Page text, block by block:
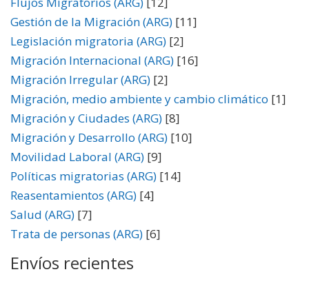
Gestión de la Migración (ARG) [11]
Legislación migratoria (ARG) [2]
Migración Internacional (ARG) [16]
Migración Irregular (ARG) [2]
Migración, medio ambiente y cambio climático [1]
Migración y Ciudades (ARG) [8]
Migración y Desarrollo (ARG) [10]
Movilidad Laboral (ARG) [9]
Políticas migratorias (ARG) [14]
Reasentamientos (ARG) [4]
Salud (ARG) [7]
Trata de personas (ARG) [6]
Envíos recientes